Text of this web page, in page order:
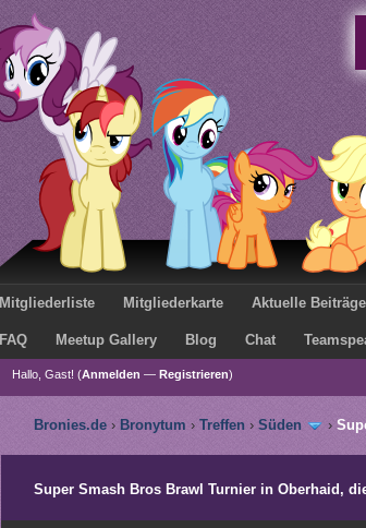
Mitgliederliste Mitgliederkarte Aktuelle Beiträge
FAQ Meetup Gallery Blog Chat
Hallo, Gast! (Anmelden — Registrieren)
Bronies.de › Bronytum › Treffen › Süden ›
Super Smash Bros Brawl Turnier in Oberhaid,